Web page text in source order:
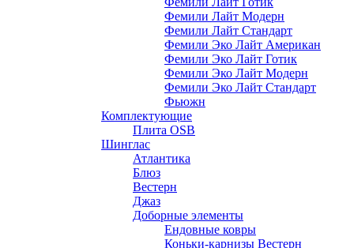
Фемили Лайт Модерн
Фемили Лайт Стандарт
Фемили Эко Лайт Американ
Фемили Эко Лайт Готик
Фемили Эко Лайт Модерн
Фемили Эко Лайт Стандарт
Фьюжн
Комплектующие
Плита OSB
Шинглас
Атлантика
Блюз
Вестерн
Джаз
Доборные элементы
Ендовные ковры
Коньки-карнизы Вестерн